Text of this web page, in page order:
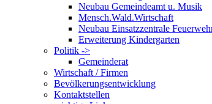
Neubau Gemeindeamt u. Musik
Mensch.Wald.Wirtschaft
Neubau Einsatzzentrale
Erweiterung Kindergarten
Politik ->
Gemeinderat
Wirtschaft / Firmen
Bevölkerungsentwicklung
Kontaktstellen